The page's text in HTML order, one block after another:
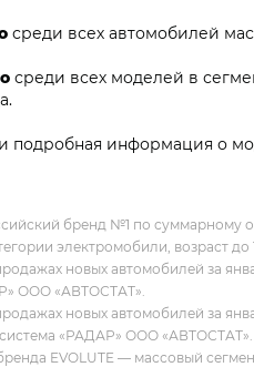
среди всех автомобилей
среди всех моделей в
подробная информация о
бренд №1 по
электромобили, возраст до
новых автомобилей за
ООО «АВТОСТАТ».
новых автомобилей за
«РАДАР» ООО «АВТОСТАТ».
EVOLUTE — массовый